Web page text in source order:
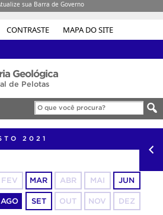
CONTRASTE MAPA DO SITE
sua Barra de Governo
Geológica
de Pelotas
2021
FEV MAR ABR MAI JUN
AGO SET OUT NOV DEZ